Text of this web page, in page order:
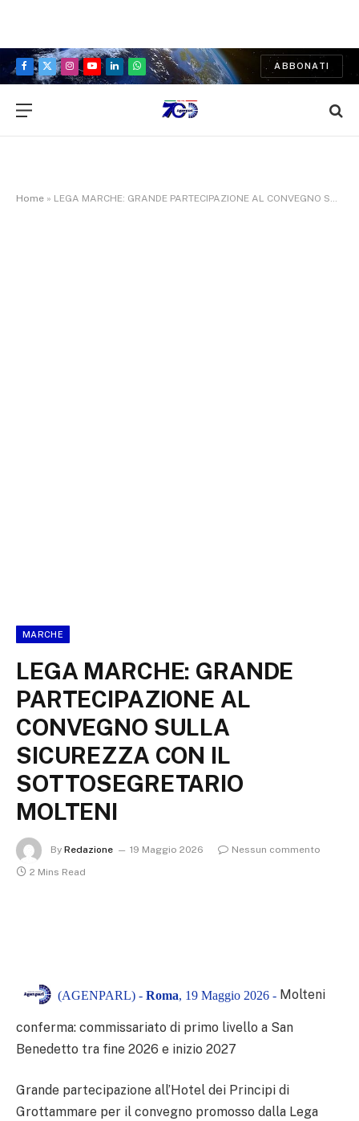
Facebook
X
Instagram
YouTubeLinkedInWhatsApp
ABBONATI
Home » LEGA MARCHE: GRANDE PARTECIPAZIONE AL CONVEGNO SULLA SICUREZZA CON IL SOTTOSEGRETARIO MOLTENI
MARCHE
LEGA MARCHE: GRANDE
PARTECIPAZIONE AL
CONVEGNO SULLA
SICUREZZA CON IL
SOTTOSEGRETARIO
MOLTENI
By Redazione 19 Maggio 2026
Nessun commento
2 Mins Read
(AGENPARL) - Roma, 19 Maggio 2026 - Molteni
conferma: commissariato di primo livello a San
Benedetto tra fine 2026 e inizio 2027
Grande partecipazione all’Hotel dei Principi di
Grottammare per il convegno promosso dalla Lega